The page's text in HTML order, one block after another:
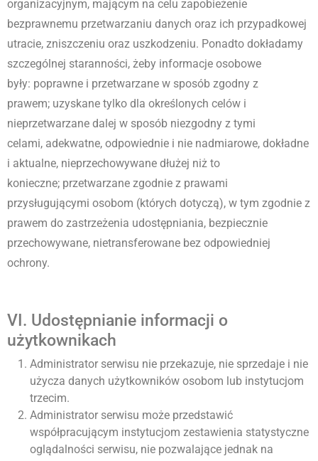
organizacyjnym, mającym na celu zapobieżenie
bezprawnemu przetwarzaniu danych oraz ich przypadkowej
utracie, zniszczeniu oraz uszkodzeniu. Ponadto dokładamy
szczególnej staranności, żeby informacje osobowe
były: poprawne i przetwarzane w sposób zgodny z
prawem; uzyskane tylko dla określonych celów i
nieprzetwarzane dalej w sposób niezgodny z tymi
celami, adekwatne, odpowiednie i nie nadmiarowe, dokładne
i aktualne, nieprzechowywane dłużej niż to
konieczne; przetwarzane zgodnie z prawami
przysługującymi osobom (których dotyczą), w tym zgodnie z
prawem do zastrzeżenia udostępniania, bezpiecznie
przechowywane, nietransferowane bez odpowiedniej
ochrony.
VI. Udostępnianie informacji o
użytkownikach
Administrator serwisu nie przekazuje, nie sprzedaje i nie
użycza danych użytkowników osobom lub instytucjom
trzecim.
Administrator serwisu może przedstawić
współpracującym instytucjom zestawienia statystyczne
oglądalności serwisu, nie pozwalające jednak na